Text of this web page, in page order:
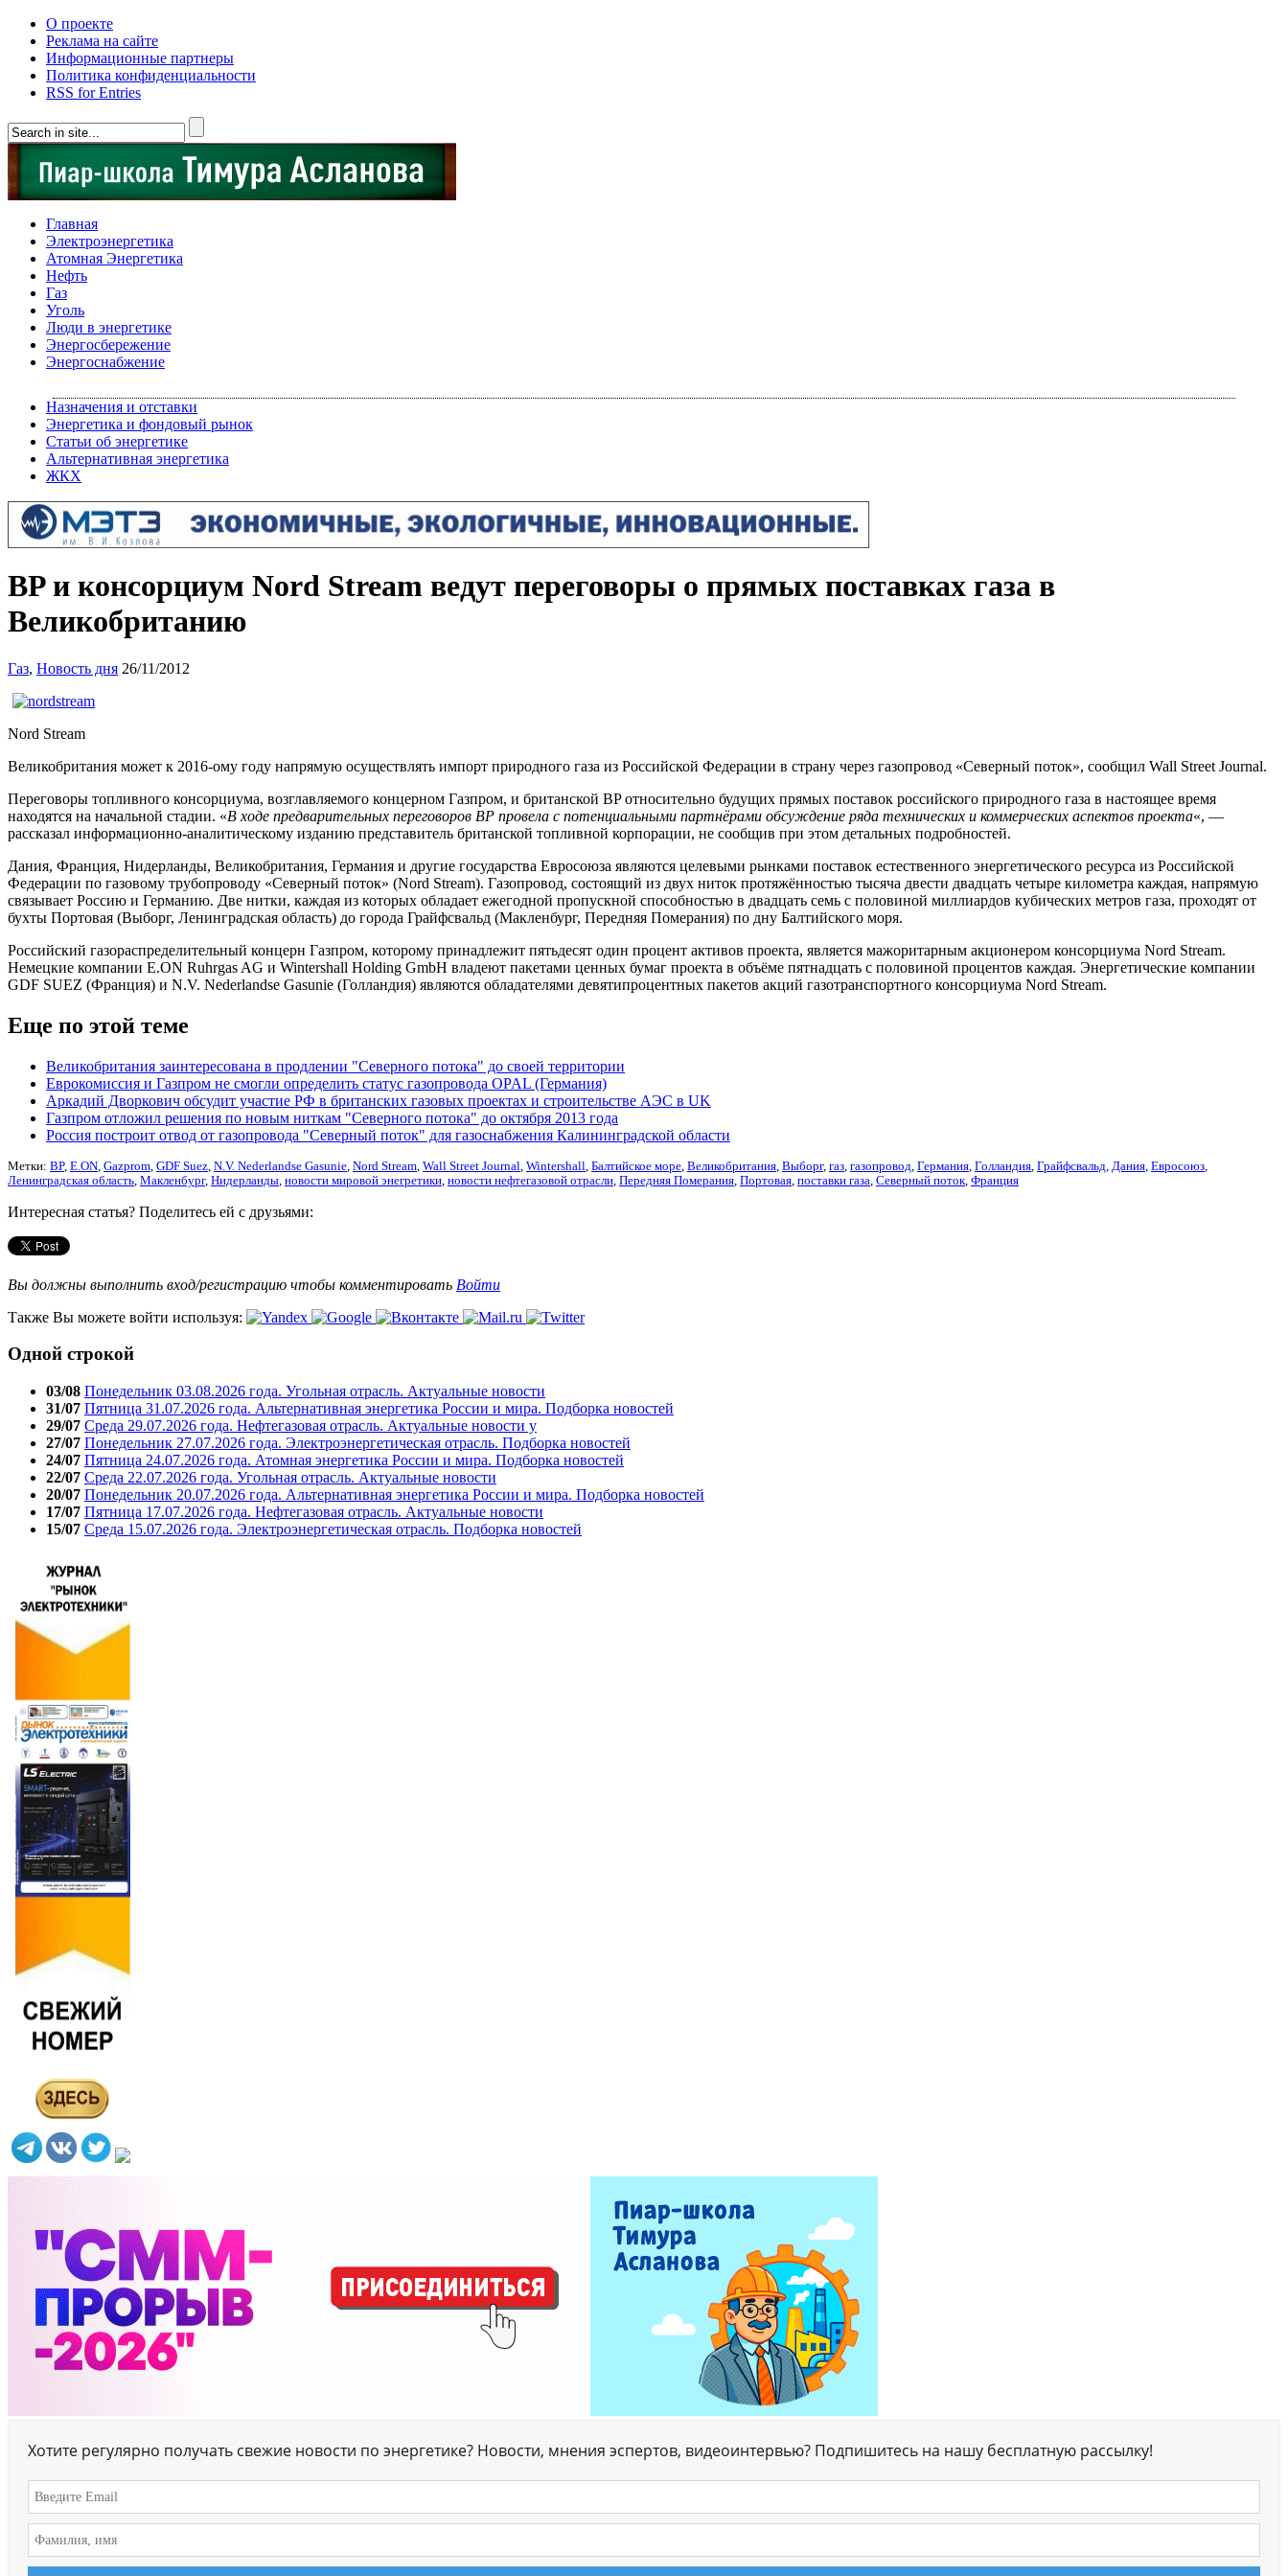
О проекте
Реклама на сайте
Информационные партнеры
Политика конфиденциальности
RSS for Entries
Главная
Электроэнергетика
Атомная Энергетика
Нефть
Газ
Уголь
Люди в энергетике
Энергосбережение
Энергоснабжение
Назначения и отставки
Энергетика и фондовый рынок
Статьи об энергетике
Альтернативная энергетика
ЖКХ
BP и консорциум Nord Stream ведут переговоры о прямых поставках газа в
Великобританию
Газ, Новость дня 26/11/2012
Nord Stream
Великобритания может к 2016-ому году напрямую осуществлять импорт природного газа из Российской Федерации в страну через газопровод «Северный поток», сообщил Wall Street Journal.
Переговоры топливного консорциума, возглавляемого концерном Газпром, и британской BP относительно будущих прямых поставок российского природного газа в настоящее время
находятся на начальной стадии. «В ходе предварительных переговоров BP провела с потенциальными партнёрами обсуждение ряда технических и коммерческих аспектов проекта«, —
рассказал информационно-аналитическому изданию представитель британской топливной корпорации, не сообщив при этом детальных подробностей.
Дания, Франция, Нидерланды, Великобритания, Германия и другие государства Евросоюза являются целевыми рынками поставок естественного энергетического ресурса из Российской
Федерации по газовому трубопроводу «Северный поток» (Nord Stream). Газопровод, состоящий из двух ниток протяжённостью тысяча двести двадцать четыре километра каждая, напрямую
связывает Россию и Германию. Две нитки, каждая из которых обладает ежегодной пропускной способностью в двадцать семь с половиной миллиардов кубических метров газа, проходят от
бухты Портовая (Выборг, Ленинградская область) до города Грайфсвальд (Макленбург, Передняя Померания) по дну Балтийского моря.
Российский газораспределительный концерн Газпром, которому принадлежит пятьдесят один процент активов проекта, является мажоритарным акционером консорциума Nord Stream.
Немецкие компании E.ON Ruhrgas AG и Wintershall Holding GmbH владеют пакетами ценных бумаг проекта в объёме пятнадцать с половиной процентов каждая. Энергетические компании
GDF SUEZ (Франция) и N.V. Nederlandse Gasunie (Голландия) являются обладателями девятипроцентных пакетов акций газотранспортного консорциума Nord Stream.
Еще по этой теме
Великобритания заинтересована в продлении "Северного потока" до своей территории
Еврокомиссия и Газпром не смогли определить статус газопровода OPAL (Германия)
Аркадий Дворкович обсудит участие РФ в британских газовых проектах и строительстве АЭС в UK
Газпром отложил решения по новым ниткам "Северного потока" до октября 2013 года
Россия построит отвод от газопровода "Северный поток" для газоснабжения Калининградской области
Метки: BP, E.ON Gazprom GDF Suez N.V. Nederlandse Gasunie Nord Stream Wall Street Journal Wintershall Балтийское море Великобритания Выборг, газ газопровод Германия Голландия Грайфсвальд Дания Евросоюз
Ленинградская область Макленбург, Нидерланды новости мировой энегретики новости нефтегазовой отрасли Передняя Померания Портовая поставки газа Северный поток Франция
Интересная статья? Поделитесь ей с друзьями:
Вы должны выполнить вход/регистрацию чтобы комментировать Войти
Также Вы можете войти используя:
Одной строкой
03/08 Понедельник 03.08.2026 года. Угольная отрасль. Актуальные новости
31/07 Пятница 31.07.2026 года. Альтернативная энергетика России и мира. Подборка новостей
29/07 Среда 29.07.2026 года. Нефтегазовая отрасль. Актуальные новости у
27/07 Понедельник 27.07.2026 года. Электроэнергетическая отрасль. Подборка новостей
24/07 Пятница 24.07.2026 года. Атомная энергетика России и мира. Подборка новостей
22/07 Среда 22.07.2026 года. Угольная отрасль. Актуальные новости
20/07 Понедельник 20.07.2026 года. Альтернативная энергетика России и мира. Подборка новостей
17/07 Пятница 17.07.2026 года. Нефтегазовая отрасль. Актуальные новости
15/07 Среда 15.07.2026 года. Электроэнергетическая отрасль. Подборка новостей
Хотите регулярно получать свежие новости по энергетике? Новости, мнения эспертов, видеоинтервью? Подпишитесь на нашу бесплатную рассылку!